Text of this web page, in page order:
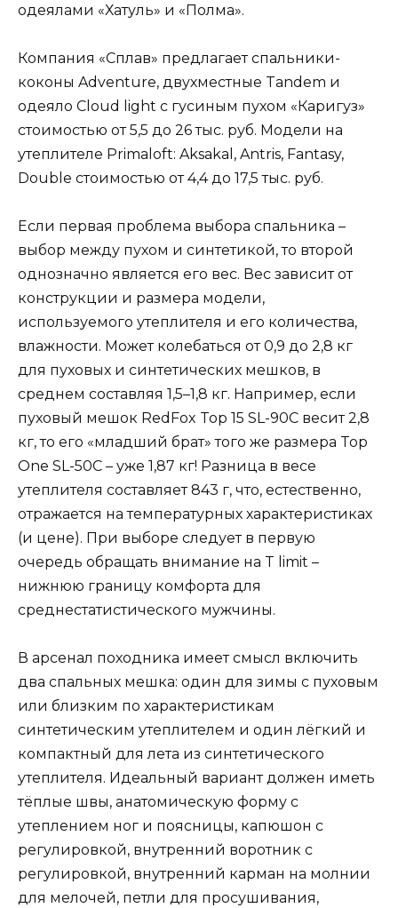
одеялами «Хатуль» и «Полма».
Компания «Сплав» предлагает спальники-
коконы Adventure, двухместные Tandem и
одеяло Cloud light с гусиным пухом «Каригуз»
стоимостью от 5,5 до 26 тыс. руб. Модели на
утеплителе Primaloft: Aksakal, Antris, Fantasy,
Double стоимостью от 4,4 до 17,5 тыс. руб.
Если первая проблема выбора спальника –
выбор между пухом и синтетикой, то второй
однозначно является его вес. Вес зависит от
конструкции и размера модели,
используемого утеплителя и его количества,
влажности. Может колебаться от 0,9 до 2,8 кг
для пуховых и синтетических мешков, в
среднем составляя 1,5–1,8 кг. Например, если
пуховый мешок RedFox Top 15 SL-90C весит 2,8
кг, то его «младший брат» того же размера Top
One SL-50C – уже 1,87 кг! Разница в весе
утеплителя составляет 843 г, что, естественно,
отражается на температурных характеристиках
(и цене). При выборе следует в первую
очередь обращать внимание на T limit –
нижнюю границу комфорта для
среднестатистического мужчины.
В арсенал походника имеет смысл включить
два спальных мешка: один для зимы с пуховым
или близким по характеристикам
синтетическим утеплителем и один лёгкий и
компактный для лета из синтетического
утеплителя. Идеальный вариант должен иметь
тёплые швы, анатомическую форму с
утеплением ног и поясницы, капюшон с
регулировкой, внутренний воротник с
регулировкой, внутренний карман на молнии
для мелочей, петли для просушивания,